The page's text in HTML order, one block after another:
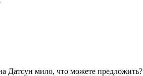
Датсун мило, что можете предложить?